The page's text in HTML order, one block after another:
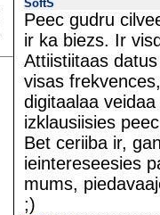
SoftS
Peec gudru
ir ka biezs. Ir
Attiistiitaas
visas
digitaalaa
izklausiisies
Bet ceriiba ir,
ieintereseesies
mums,
;)